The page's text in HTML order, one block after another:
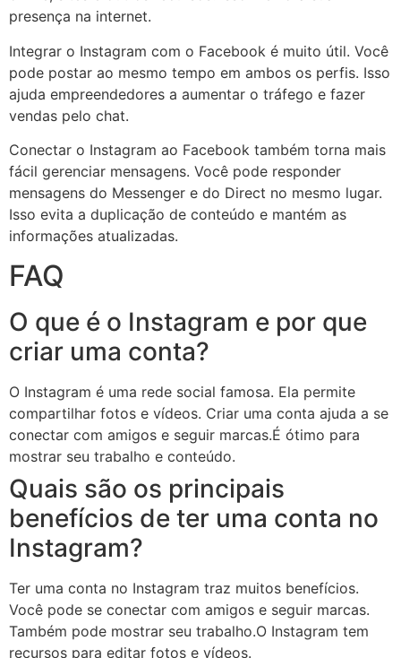
presença na internet.
Integrar o Instagram com o Facebook é muito útil. Você
pode postar ao mesmo tempo em ambos os perfis. Isso
ajuda empreendedores a aumentar o tráfego e fazer
vendas pelo chat.
Conectar o Instagram ao Facebook também torna mais
fácil gerenciar mensagens. Você pode responder
mensagens do Messenger e do Direct no mesmo lugar.
Isso evita a duplicação de conteúdo e mantém as
informações atualizadas.
FAQ
O que é o Instagram e por que
criar uma conta?
O Instagram é uma rede social famosa. Ela permite
compartilhar fotos e vídeos. Criar uma conta ajuda a se
conectar com amigos e seguir marcas.É ótimo para
mostrar seu trabalho e conteúdo.
Quais são os principais
benefícios de ter uma conta no
Instagram?
Ter uma conta no Instagram traz muitos benefícios.
Você pode se conectar com amigos e seguir marcas.
Também pode mostrar seu trabalho.O Instagram tem
recursos para editar fotos e vídeos.